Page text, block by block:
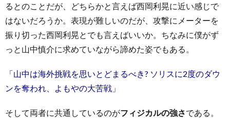
るとのことだが、どちらかと言えば西岡利晃に近い感じで
はないだろうか。表現が難しいのだが、攻撃にメーターを
振り切った西岡利晃とでも言えばいいか。ちなみに僕がず
っと山中慎介に求めていながら諦めた姿でもある。
「山中は海外挑戦を思いとどまるべき? ソリスに2度のダウ
ンを奪われ、よもやの大苦戦」
そして両者に共通しているのがフィジカルの強さである。